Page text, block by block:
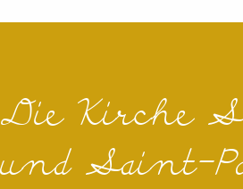
Die Kirche
und Saint-